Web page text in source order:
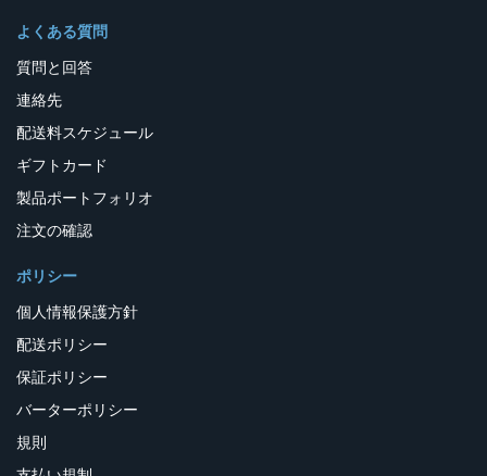
よくある質問
質問と回答
連絡先
配送料スケジュール
ギフトカード
製品ポートフォリオ
注文の確認
ポリシー
個人情報保護方針
配送ポリシー
保証ポリシー
バーターポリシー
規則